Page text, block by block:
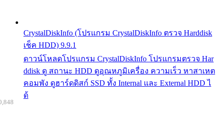
CrystalDiskInfo (โปรแกรม CrystalDiskInfo ตรวจ Harddisk
เช็ค HDD) 9.9.1
ดาวน์โหลดโปรแกรม CrystalDiskInfo โปรแกรมตรวจ Har
ddisk ดู สถานะ HDD ดูอุณหภูมิเครื่อง ความเร็ว หาสาเหต
คอมพัง ดูฮาร์ดดิสก์ SSD ทั้ง Internal และ External HDD ไ
ด้